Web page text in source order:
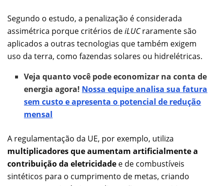
Segundo o estudo, a penalização é considerada
assimétrica porque critérios deiLUCraramente são
aplicados a outras tecnologias que também exigem
uso da terra, como fazendas solares ou hidrelétricas.
Veja quanto você pode economizar na conta de
energia agora! Nossa equipe analisa sua fatura
sem custo e apresenta o potencial de redução
mensal
A regulamentação da UE, por exemplo, utiliza
multiplicadores que aumentam artificialmente a
contribuição da eletricidade e de combustíveis
sintéticos para o cumprimento de metas, criando